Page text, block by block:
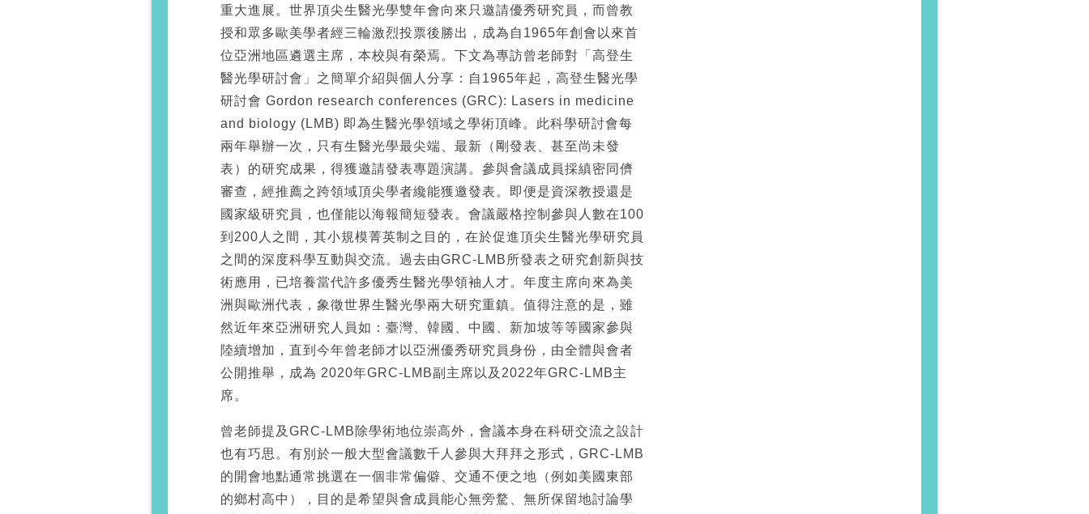
重大進展。世界頂尖生醫光學雙年會向來只邀請優秀研究員，而曾教
授和眾多歐美學者經三輪激烈投票後勝出，成為自1965年創會以來首
位亞洲地區遴選主席，本校與有榮焉。下文為專訪曾老師對「高登生
醫光學研討會」之簡單介紹與個人分享：自1965年起，高登生醫光學
研討會 Gordon research conferences (GRC): Lasers in medicine
and biology (LMB) 即為生醫光學領域之學術頂峰。此科學研討會每
兩年舉辦一次，只有生醫光學最尖端、最新（剛發表、甚至尚未發
表）的研究成果，得獲邀請發表專題演講。參與會議成員採縝密同儕
審查，經推薦之跨領域頂尖學者纔能獲邀發表。即便是資深教授還是
國家級研究員，也僅能以海報簡短發表。會議嚴格控制參與人數在100
到200人之間，其小規模菁英制之目的，在於促進頂尖生醫光學研究員
之間的深度科學互動與交流。過去由GRC-LMB所發表之研究創新與技
術應用，已培養當代許多優秀生醫光學領袖人才。年度主席向來為美
洲與歐洲代表，象徵世界生醫光學兩大研究重鎮。值得注意的是，雖
然近年來亞洲研究人員如：臺灣、韓國、中國、新加坡等等國家參與
陸續增加，直到今年曾老師才以亞洲優秀研究員身份，由全體與會者
公開推舉，成為 2020年GRC-LMB副主席以及2022年GRC-LMB主
席。
曾老師提及GRC-LMB除學術地位崇高外，會議本身在科研交流之設計
也有巧思。有別於一般大型會議數千人參與大拜拜之形式，GRC-LMB
的開會地點通常挑選在一個非常偏僻、交通不便之地（例如美國東部
的鄉村高中），目的是希望與會成員能心無旁騖、無所保留地討論學